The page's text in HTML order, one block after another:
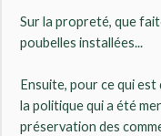
Sur la propreté, que
poubelles installées...
Ensuite, pour ce qui
la politique qui a été
préservation des